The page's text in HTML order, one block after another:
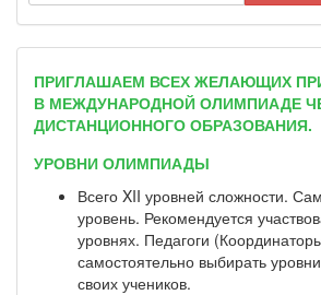
ПРИГЛАШАЕМ ВСЕХ ЖЕЛАЮЩИХ
В МЕЖДУНАРОДНОЙ ОЛИМПИАДЕ
ДИСТАНЦИОННОГО ОБРАЗОВАНИЯ.
УРОВНИ ОЛИМПИАДЫ
Всего XII уровней сложности.
уровень. Рекомендуется
уровнях. Педагоги
самостоятельно выбирать
своих учеников.